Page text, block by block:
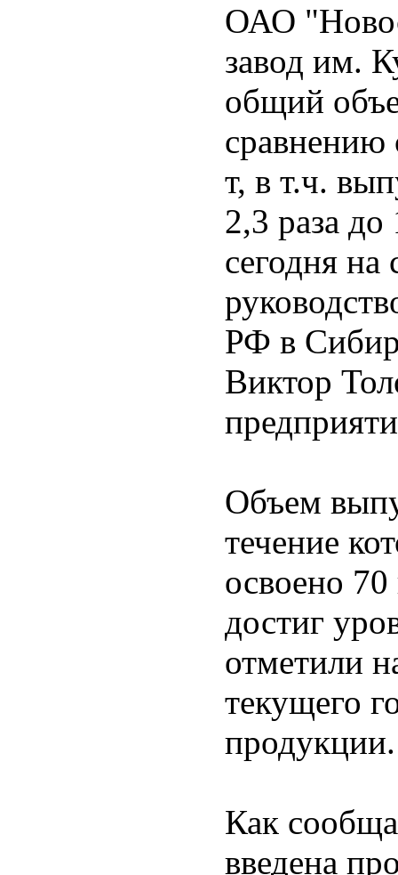
ОАО
завод им.
общий
сравнению
т, в т.ч.
2,3 раза
сегодня на
РФ в
Виктор
Объем
течение
освоено
достиг
отметили
текущего
продукции.
Как
введена